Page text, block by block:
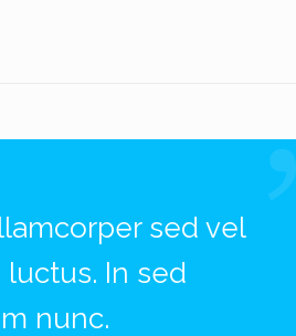
sed vel
In sed
nunc.